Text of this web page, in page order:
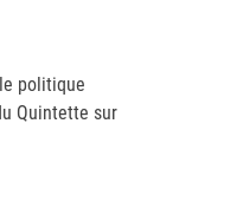
politique
Quintette sur